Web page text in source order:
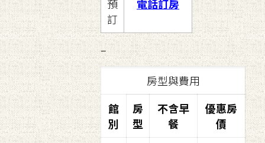
預
訂
電話訂房
–
房型與費用
館
別
房
型
不含早
餐
優惠房
價